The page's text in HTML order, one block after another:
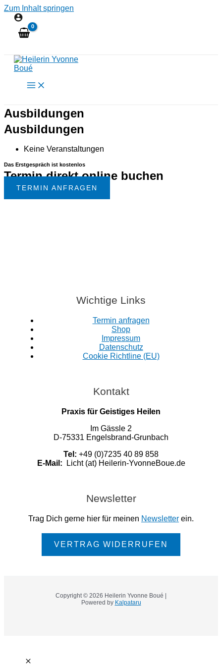
Zum Inhalt springen
Ausbildungen
Ausbildungen
Keine Veranstaltungen
Das Erstgespräch ist kostenlos
Termin direkt online buchen
TERMIN ANFRAGEN
Wichtige Links
Termin anfragen
Shop
Impressum
Datenschutz
Cookie Richtline (EU)
Kontakt
Praxis für Geistiges Heilen
Im Gässle 2
D-75331 Engelsbrand-Grunbach
Tel: +49 (0)7235 40 89 858
E-Mail: Licht (at) Heilerin-YvonneBoue.de
Newsletter
Trag Dich gerne hier für meinen Newsletter ein.
VERTRAG WIDERRUFEN
Copyright © 2026 Heilerin Yvonne Boué |
Powered by Kalpataru